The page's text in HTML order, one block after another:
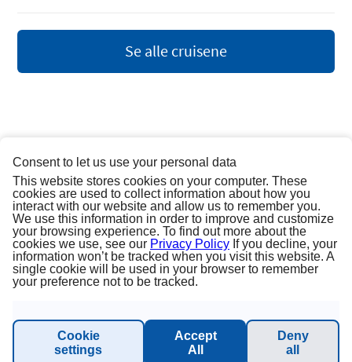
Se alle cruisene
OM PRINCESS
Telefon
Om oss
Alminnelige Forretningsbetingelser
Consent to let us use your personal data
This website stores cookies on your computer. These
cookies are used to collect information about how you
interact with our website and allow us to remember you.
We use this information in order to improve and customize
your browsing experience. To find out more about the
cookies we use, see our Privacy Policy If you decline, your
information won’t be tracked when you visit this website. A
single cookie will be used in your browser to remember
your preference not to be tracked.
Cookie
settings
Accept
All
Deny
all